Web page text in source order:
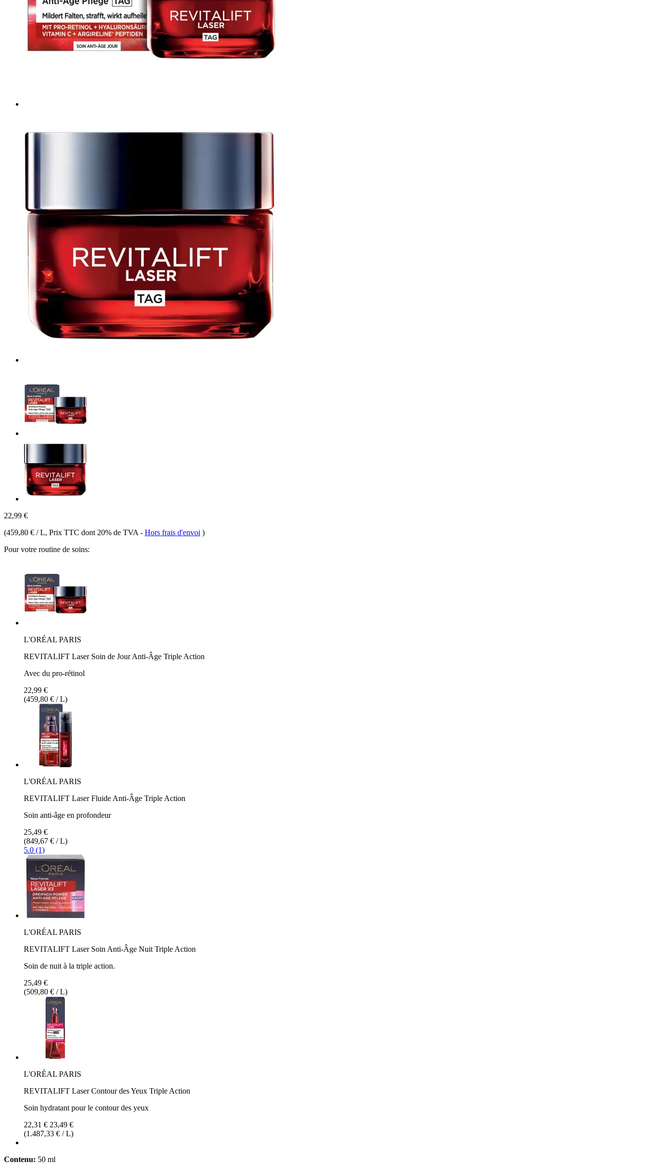
22,99 €
(459,80 € / L, Prix TTC dont 20% de TVA - Hors frais d'envoi )
Pour votre routine de soins:
L'ORÉAL PARIS
REVITALIFT Laser Soin de Jour Anti-Âge Triple Action
Avec du pro-rétinol
22,99 €
(459,80 € / L)
L'ORÉAL PARIS
REVITALIFT Laser Fluide Anti-Âge Triple Action
Soin anti-âge en profondeur
25,49 €
(849,67 € / L)
5.0 (1)
L'ORÉAL PARIS
REVITALIFT Laser Soin Anti-Âge Nuit Triple Action
Soin de nuit à la triple action.
25,49 €
(509,80 € / L)
L'ORÉAL PARIS
REVITALIFT Laser Contour des Yeux Triple Action
Soin hydratant pour le contour des yeux
22,31 € 23,49 €
(1.487,33 € / L)
Contenu: 50 ml